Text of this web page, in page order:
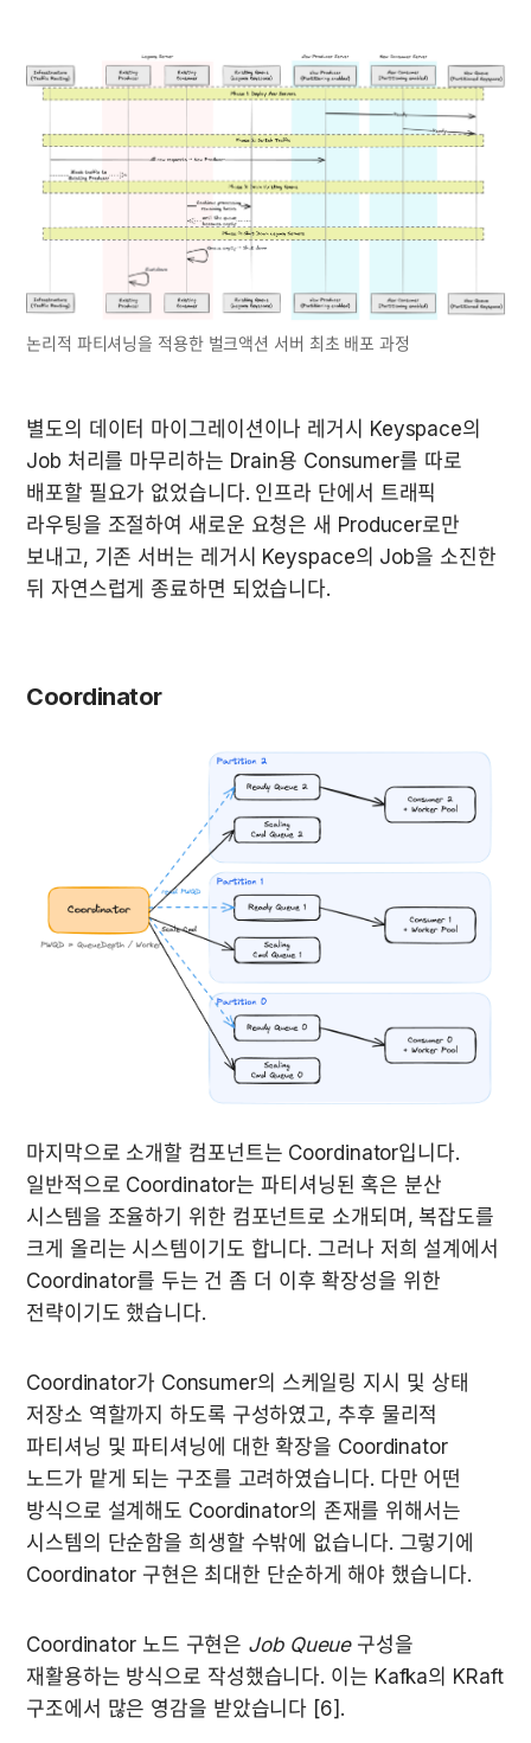
논리적 파티셔닝을 적용한 벌크액션 서버 최초 배포 과정
별도의 데이터 마이그레이션이나 레거시 Keyspace의
Job 처리를 마무리하는 Drain용 Consumer를 따로
배포할 필요가 없었습니다. 인프라 단에서 트래픽
라우팅을 조절하여 새로운 요청은 새 Producer로만
보내고, 기존 서버는 레거시 Keyspace의 Job을 소진한
뒤 자연스럽게 종료하면 되었습니다.
Coordinator
마지막으로 소개할 컴포넌트는 Coordinator입니다.
일반적으로 Coordinator는 파티셔닝된 혹은 분산
시스템을 조율하기 위한 컴포넌트로 소개되며, 복잡도를
크게 올리는 시스템이기도 합니다. 그러나 저희 설계에서
Coordinator를 두는 건 좀 더 이후 확장성을 위한
전략이기도 했습니다.
Coordinator가 Consumer의 스케일링 지시 및 상태
저장소 역할까지 하도록 구성하였고, 추후 물리적
파티셔닝 및 파티셔닝에 대한 확장을 Coordinator
노드가 맡게 되는 구조를 고려하였습니다. 다만 어떤
방식으로 설계해도 Coordinator의 존재를 위해서는
시스템의 단순함을 희생할 수밖에 없습니다. 그렇기에
Coordinator 구현은 최대한 단순하게 해야 했습니다.
Coordinator 노드 구현은 Job Queue 구성을
재활용하는 방식으로 작성했습니다. 이는 Kafka의 KRaft
구조에서 많은 영감을 받았습니다 [6].